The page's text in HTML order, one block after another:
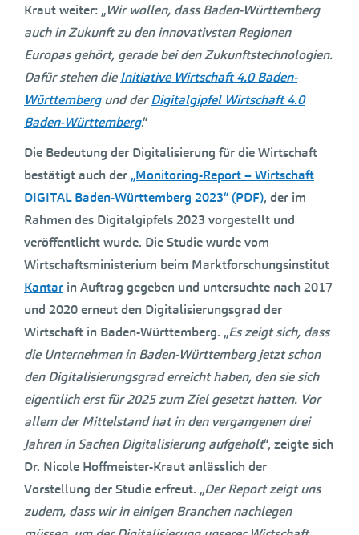
Kraut weiter: „Wir wollen, dass Baden-Württemberg
auch in Zukunft zu den innovativsten Regionen
Europas gehört, gerade bei den Zukunftstechnologien.
Dafür stehen dieInitiative Wirtschaft 4.0 Baden-
Württembergund derDigitalgipfel Wirtschaft 4.0
Baden-Württemberg.“
Die Bedeutung der Digitalisierung für die Wirtschaft
bestätigt auch der „Monitoring-Report – Wirtschaft
DIGITAL Baden-Württemberg 2023“ (PDF), der im
Rahmen des Digitalgipfels 2023 vorgestellt und
veröffentlicht wurde. Die Studie wurde vom
Wirtschaftsministerium beim Marktforschungsinstitut
Kantar in Auftrag gegeben und untersuchte nach 2017
und 2020 erneut den Digitalisierungsgrad der
Wirtschaft in Baden-Württemberg. „Es zeigt sich, dass
die Unternehmen in Baden-Württemberg jetzt schon
den Digitalisierungsgrad erreicht haben, den sie sich
eigentlich erst für 2025 zum Ziel gesetzt hatten. Vor
allem der Mittelstand hat in den vergangenen drei
Jahren in Sachen Digitalisierung aufgeholt“, zeigte sich
Dr. Nicole Hoffmeister-Kraut anlässlich der
Vorstellung der Studie erfreut. „Der Report zeigt uns
zudem, dass wir in einigen Branchen nachlegen